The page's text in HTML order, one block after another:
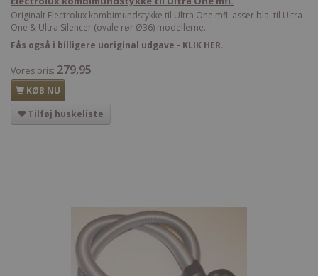
Originalt Electrolux kombimundstykke til Ultra One mfl. asser bla. til Ultra
One & Ultra Silencer (ovale rør Ø36) modellerne.
Fås også i billigere uoriginal udgave - KLIK HER.
Vores pris: 279,95
KØB NU
Tilføj huskeliste